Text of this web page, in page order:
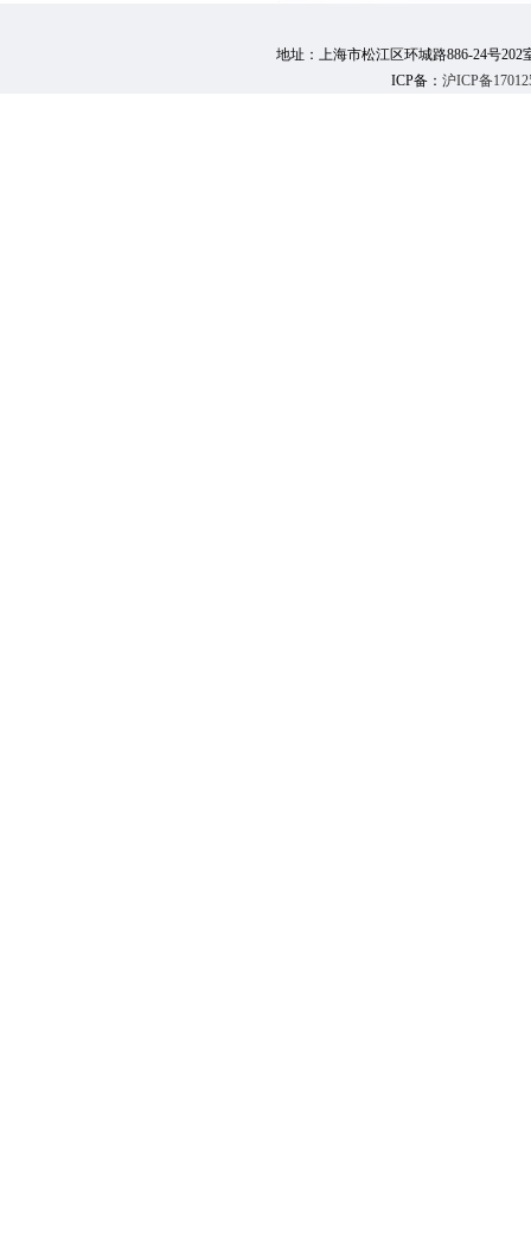
地址：上海市松江区环城路886-24号202
ICP备： 沪ICP备